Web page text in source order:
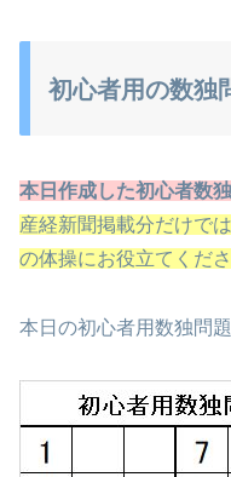
初心者用の数独
本日作成した初心者数
産経新聞掲載分だけで
の体操にお役立てくださ
本日の初心者用数独問